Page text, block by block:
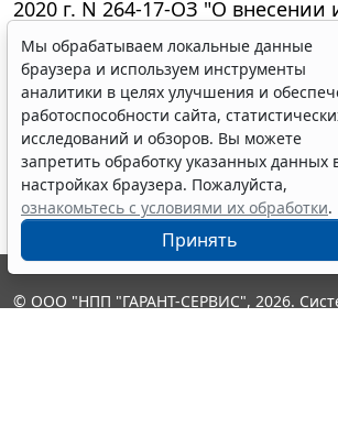
2020 г. N 264-17-ОЗ "О внесении
в областной закон "О размере
ставки при применении
системы налогообложения в
объектом налогообложения
доходы, уменьшенные на
расходов"
Мы обрабатываем локальные данные
браузера и используем инструменты
аналитики в целях улучшения и
работоспособности сайта,
исследований и обзоров. Вы можете
запретить обработку указанных данных
настройках браузера. Пожалуйста,
ознакомьтесь с условиями их обработки.
Принять
© ООО "НПП "ГАРАНТ-СЕРВИС", 2026.